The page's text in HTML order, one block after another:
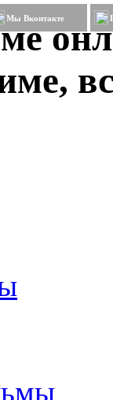
Мы Вконтакте